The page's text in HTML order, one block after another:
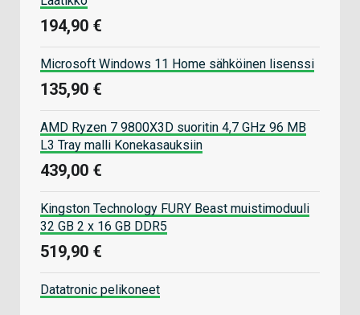
194,90 €
Microsoft Windows 11 Home sähköinen lisenssi
135,90 €
AMD Ryzen 7 9800X3D suoritin 4,7 GHz 96 MB
L3 Tray malli Konekasauksiin
439,00 €
Kingston Technology FURY Beast muistimoduuli
32 GB 2 x 16 GB DDR5
519,90 €
Datatronic pelikoneet